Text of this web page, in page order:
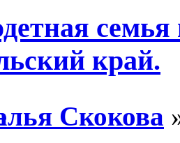
край.
Скокова